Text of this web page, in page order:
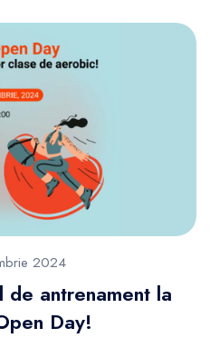
2024
de antrenament la
Day!